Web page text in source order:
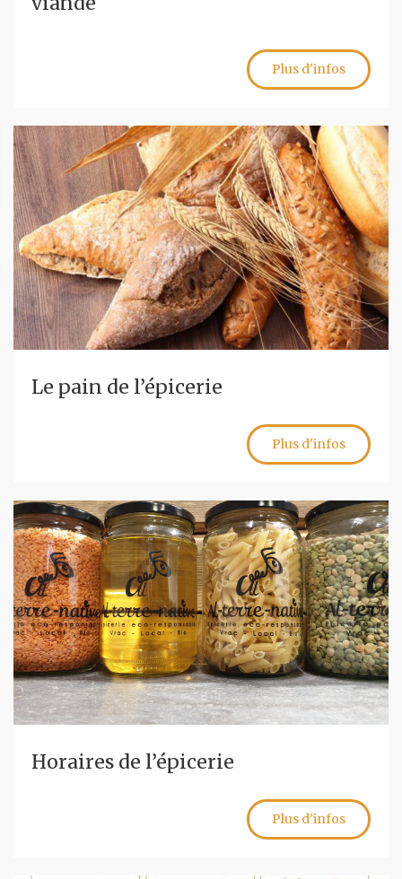
Plus d'infos
Le pain de l’épicerie
Plus d'infos
Horaires de l’épicerie
Plus d'infos